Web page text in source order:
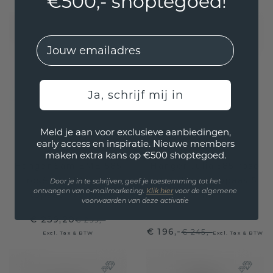
rosé goud blauw
topaas 7x5 mm
€ 239,20€ 299,-
Excl. Tax & BTW
goud blauw topaas 5
mm
€ 196,-€ 245,-Excl. Tax & BTW
EMail
Ja, schrijf mij in
Meld je aan voor exclusieve aanbiedingen,
early access en inspiratie. Nieuwe members
maken extra kans op €500 shoptegoed.
Door je in te schrijven, geef je toestemming tot het
ontvangen van e-mailmarketing. Klik hiervoor de algemene
voorwaarden van deze activatie